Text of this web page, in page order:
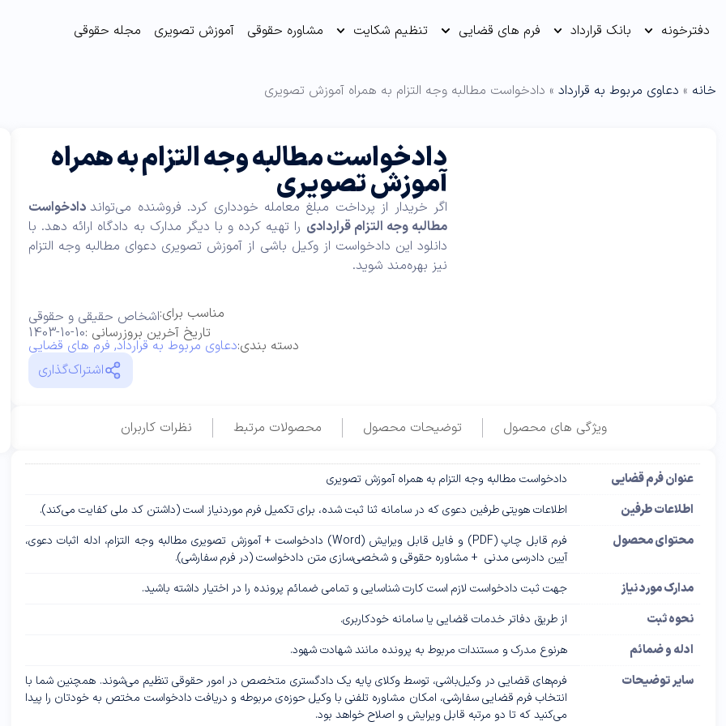
دفترخونه بانک قرارداد فرم های قضایی تنظیم شکایت مشاوره حقوقی آموزش تصویری مجله حقوقی
خانه » دعاوی مربوط به قرارداد » دادخواست مطالبه وجه التزام به همراه آموزش تصویری
دادخواست مطالبه وجه التزام به همراه
آموزش تصویری
اگر خریدار از پرداخت مبلغ معامله خودداری کرد. فروشنده می‌توانددادخواست
مطالبه وجه التزام قراردادی را تهیه کرده و با دیگر مدارک به دادگاه ارائه دهد. با
دانلود این دادخواست از وکیل باشی از آموزش تصویری دعوای مطالبه وجه التزام
نیز بهره‌مند شوید.
اشخاص حقیقی و حقوقیمناسب برای:
1403-10-10تاریخ آخرین بروزرسانی :
دعاوی مربوط به قرارداد, فرم های قضایی
دسته بندی:
اشتراک‌گذاری
ویژگی های محصول توضیحات محصول محصولات مرتبط نظرات کاربران
عنوان فرم قضایی
دادخواست مطالبه وجه التزام به همراه آموزش تصویری
اطلاعات طرفین
اطلاعات هویتی طرفین دعوی که در سامانه ثنا ثبت شده، برای تکمیل فرم موردنیاز است (داشتن کد ملی کفایت می‌کند).
محتوای محصول
فرم قابل چاپ (PDF) و فایل قابل ویرایش (Word) دادخواست + آموزش تصویری مطالبه وجه التزام، ادله اثبات دعوی،
آیین دادرسی مدنی + مشاوره حقوقی و شخصی‌سازی متن دادخواست (در فرم سفارشی).
مدارک مورد نیاز
جهت ثبت دادخواست لازم است کارت شناسایی و تمامی ضمائم پرونده را در اختیار داشته باشید.
نحوه ثبت
از طریق دفاتر خدمات قضایی یا سامانه خودکاربری.
ادله و ضمائم
هرنوع مدرک و مستندات مربوط به پرونده مانند شهادت شهود.
سایر توضیحات
فرم‌های قضایی در وکیل‌باشی، توسط وکلای پایه یک دادگستری متخصص در امور حقوقی تنظیم می‌شوند. همچنین شما با
انتخاب فرم قضایی سفارشی، امکان مشاوره تلفنی با وکیل حوزه‌ی مربوطه و دریافت دادخواست مختص به خودتان را پیدا
می‌کنید که تا دو مرتبه قابل ویرایش و اصلاح خواهد بود.